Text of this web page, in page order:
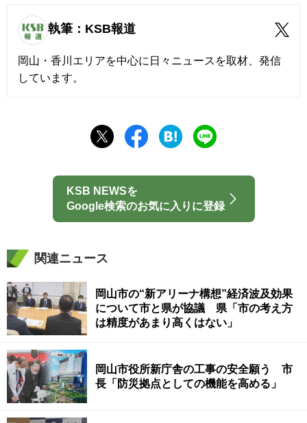
執筆：KSB報道
岡山・香川エリアを中心に日々ニュースを取材、発信
しています。
KSB NEWSを
Google検索のお気に入りに登録
関連ニュース
岡山市の“新アリーナ構想”経済波及効果
について市と県が協議 県「市の考え方
は精度があまり高くはない」
岡山市役所新庁舎の工事の安全願う 市
長「防災拠点としての機能を高める」